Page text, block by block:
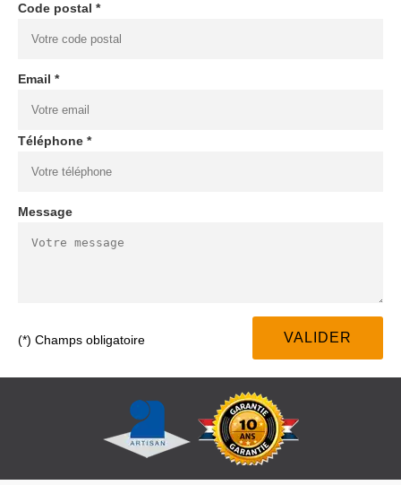
Code postal *
Email *
Téléphone *
Message
(*) Champs obligatoire